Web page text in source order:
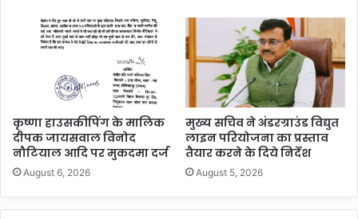
कृष्णा हाउसकीपिंग के मालिक
दीपक जायसवाल विनोद
नौटियाल आदि पर मुकदमा दर्ज
August 6, 2026
मुख्य सचिव ने अंडरग्राउंड विद्युत
लाइन परियोजना का प्रस्ताव
तैयार करने के दिये निर्देश
August 5, 2026